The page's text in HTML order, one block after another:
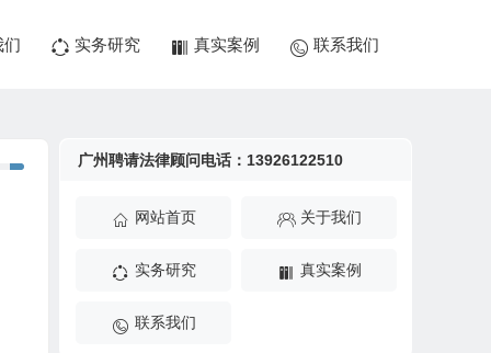
们 实务研究 真实案例 联系我们
广州聘请法律顾问电话：13926122510
网站首页 关于我们
实务研究 真实案例
联系我们